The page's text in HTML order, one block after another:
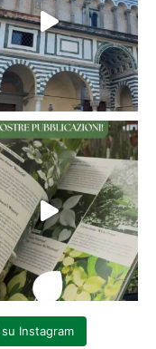
Instagram